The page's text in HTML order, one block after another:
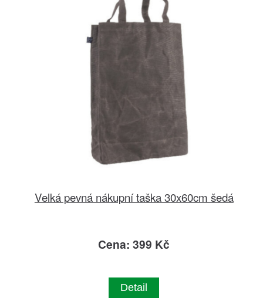
Velká pevná nákupní taška 30x60cm šedá
Cena: 399 Kč
Detail